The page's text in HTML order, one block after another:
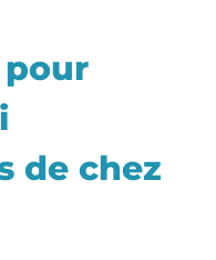
pour
de chez